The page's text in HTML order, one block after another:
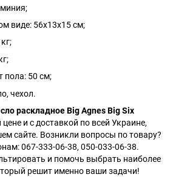
виде: 56х13х15 см;
пола: 50 см;
чехол.
раскладное Big Agnes Big Six
цене и с доставкой по всей Украине,
сайте. Возникли вопросы по товару?
067-333-06-38, 050-033-06-38.
и помочь выбрать наиболее
решит именно ваши задачи!